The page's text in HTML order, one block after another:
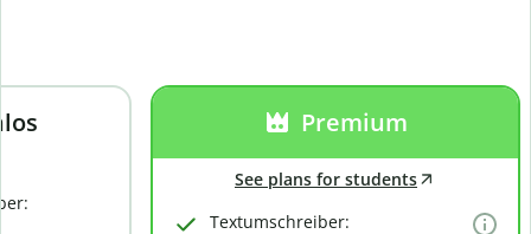
Premium
See plans for students
Textumschreiber: